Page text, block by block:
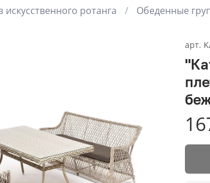
искусственного ротанга Обеденные
арт.